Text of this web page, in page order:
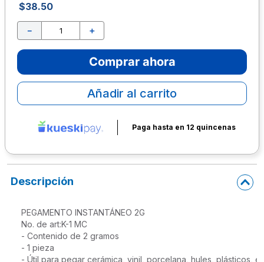
$38.50
＋
－
Comprar ahora
Añadir al carrito
Paga hasta en 12 quincenas
Descripción
PEGAMENTO INSTANTÁNEO 2G
No. de art:K-1 MC
- Contenido de 2 gramos
- 1 pieza
- Útil para pegar cerámica, vinil, porcelana, hules, plásticos,
6.
boligrafo
8.
sacapuntas
9.
lapiz